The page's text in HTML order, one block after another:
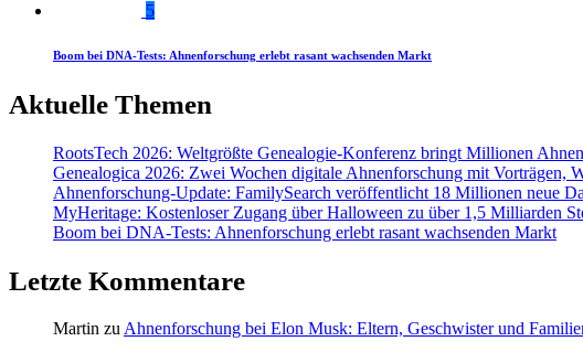
5
Boom bei DNA-Tests: Ahnenforschung erlebt rasant wachsenden Markt
Aktuelle Themen
RootsTech 2026: Weltgrößte Genealogie-Konferenz bringt Millionen
Genealogica 2026: Zwei Wochen digitale Ahnenforschung mit Vorträgen,
Ahnenforschung-Update: FamilySearch veröffentlicht 18 Millionen neue
MyHeritage: Kostenloser Zugang über Halloween zu über 1,5 Milliarden
Boom bei DNA-Tests: Ahnenforschung erlebt rasant wachsenden Markt
Letzte Kommentare
Martin zu Ahnenforschung bei Elon Musk: Eltern, Geschwister und